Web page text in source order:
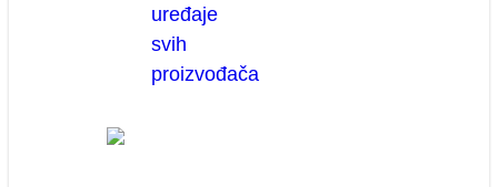
uređaje
svih
proizvođača